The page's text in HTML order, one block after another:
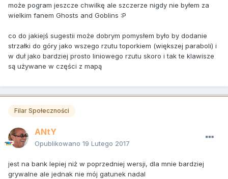
może pogram jeszcze chwilkę ale szczerze nigdy nie byłem za
wielkim fanem Ghosts and Goblins :P
co do jakiejś sugestii może dobrym pomysłem było by dodanie
strzałki do góry jako wszego rzutu toporkiem (większej paraboli) i
w duł jako bardziej prosto liniowego rzutu skoro i tak te klawisze
są używane w części z mapą
Filar Społeczności
ANtY
Opublikowano 19 Lutego 2017
jest na bank lepiej niż w poprzedniej wersji, dla mnie bardziej
grywalne ale jednak nie mój gatunek nadal